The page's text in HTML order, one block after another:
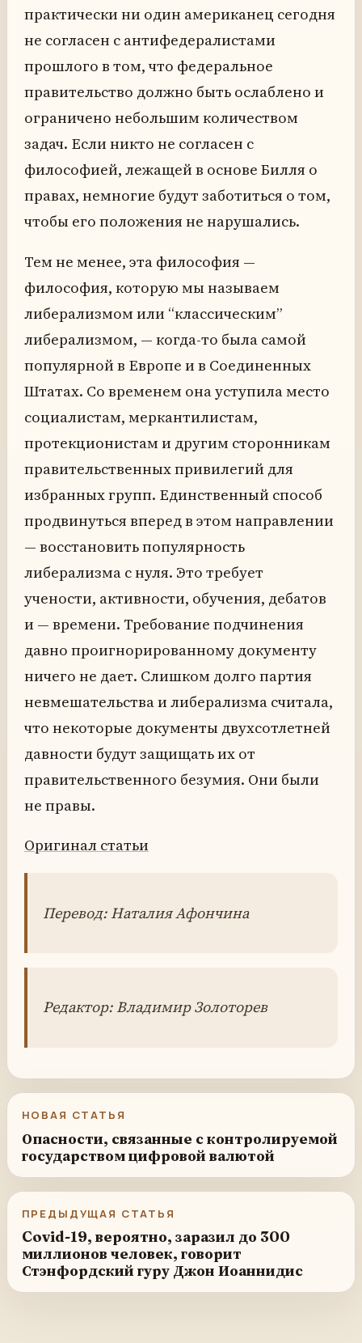
практически ни один американец сегодня
не согласен с антифедералистами
прошлого в том, что федеральное
правительство должно быть ослаблено и
ограничено небольшим количеством
задач. Если никто не согласен с
философией, лежащей в основе Билля о
правах, немногие будут заботиться о том,
чтобы его положения не нарушались.
Тем не менее, эта философия —
философия, которую мы называем
либерализмом или “классическим”
либерализмом, — когда-то была самой
популярной в Европе и в Соединенных
Штатах. Со временем она уступила место
социалистам, меркантилистам,
протекционистам и другим сторонникам
правительственных привилегий для
избранных групп. Единственный способ
продвинуться вперед в этом направлении
— восстановить популярность
либерализма с нуля. Это требует
учености, активности, обучения, дебатов
и — времени. Требование подчинения
давно проигнорированному документу
ничего не дает. Слишком долго партия
невмешательства и либерализма считала,
что некоторые документы двухсотлетней
давности будут защищать их от
правительственного безумия. Они были
не правы.
Оригинал статьи
Перевод: Наталия Афончина
Редактор: Владимир Золоторев
НОВАЯ СТАТЬЯ
Опасности, связанные с контролируемой
государством цифровой валютой
ПРЕДЫДУЩАЯ СТАТЬЯ
Covid-19, вероятно, заразил до 300
миллионов человек, говорит
Стэнфордский гуру Джон Иоаннидис